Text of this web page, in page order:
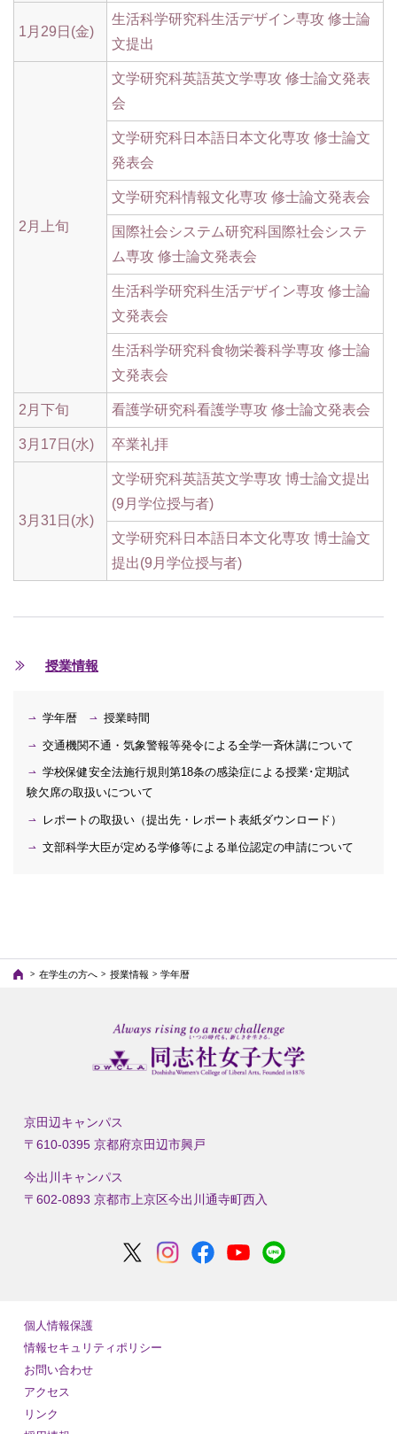
1月29日(金)
生活科学研究科生活デザイン専攻 修士論
文提出
2月上旬
文学研究科英語英文学専攻 修士論文発表
会
文学研究科日本語日本文化専攻 修士論文
発表会
文学研究科情報文化専攻 修士論文発表会
国際社会システム研究科国際社会システ
ム専攻 修士論文発表会
生活科学研究科生活デザイン専攻 修士論
文発表会
生活科学研究科食物栄養科学専攻 修士論
文発表会
2月下旬 看護学研究科看護学専攻 修士論文発表会
3月17日(水) 卒業礼拝
3月31日(水)
文学研究科英語英文学専攻 博士論文提出
(9月学位授与者)
文学研究科日本語日本文化専攻 博士論文
提出(9月学位授与者)
授業情報
学年暦 授業時間
交通機関不通・気象警報等発令による全学一斉休講について
学校保健安全法施行規則第18条の感染症による授業･定期試
験欠席の取扱いについて
レポートの取扱い（提出先・レポート表紙ダウンロード）
文部科学大臣が定める学修等による単位認定の申請について
在学生の方へ 授業情報 学年暦
京田辺キャンパス
〒610-0395 京都府京田辺市興戸
今出川キャンパス
〒602-0893 京都市上京区今出川通寺町西入
個人情報保護
情報セキュリティポリシー
お問い合わせ
アクセス
リンク